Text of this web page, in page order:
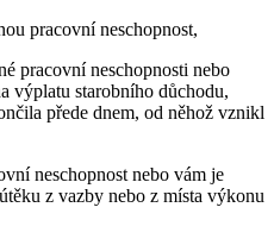
pracovní neschopnost,
pracovní neschopnosti nebo
výplatu starobního důchodu,
přede dnem, od něhož vznikl
neschopnost nebo vám je
z vazby nebo z místa výkonu